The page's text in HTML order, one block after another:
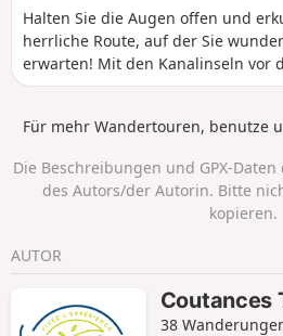
Halten Sie die Augen offen und
herrliche Route, auf der Sie
erwarten! Mit den Kanalinseln vor
Schafen am Wegesrand ist diese
Für mehr Wandertouren, benutze
Die Beschreibungen und GPX-
des Autors/der Autorin. Bitte
kopieren.
AUTOR
Coutances
38